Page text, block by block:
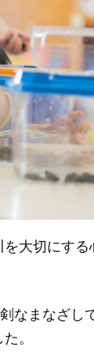
大切にす
なまなざし
。